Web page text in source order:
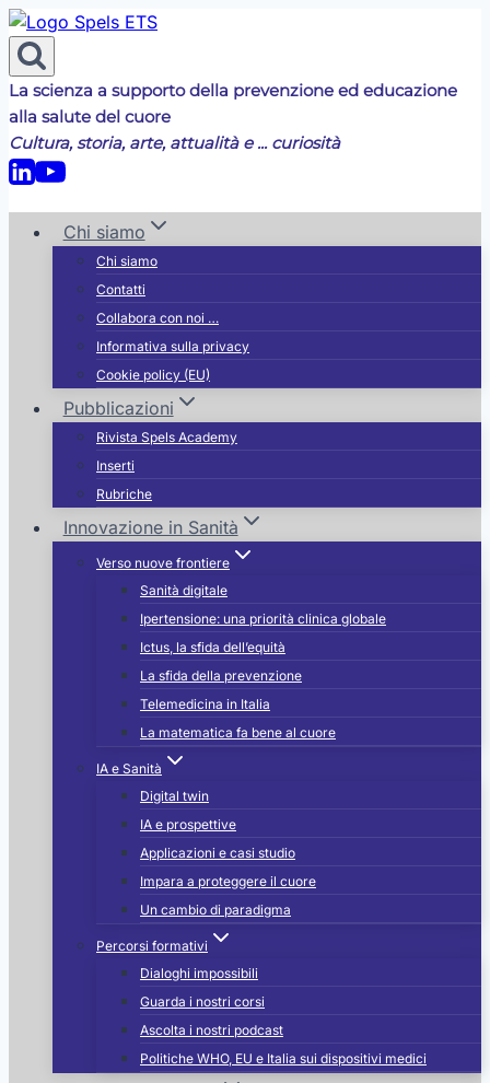
Salta
al
contenuto
La scienza a supporto della prevenzione ed educazione
alla salute del cuore
Cultura, storia, arte, attualità e ... curiosità
Chi siamo
Chi siamo
Contatti
Collabora con noi …
Informativa sulla privacy
Cookie policy (EU)
Pubblicazioni
Rivista Spels Academy
Inserti
Rubriche
Innovazione in Sanità
Verso nuove frontiere
Sanità digitale
Ipertensione: una priorità clinica globale
Ictus, la sfida dell’equità
La sfida della prevenzione
Telemedicina in Italia
La matematica fa bene al cuore
IA e Sanità
Digital twin
IA e prospettive
Applicazioni e casi studio
Impara a proteggere il cuore
Un cambio di paradigma
Percorsi formativi
Dialoghi impossibili
Guarda i nostri corsi
Ascolta i nostri podcast
Politiche WHO, EU e Italia sui dispositivi medici